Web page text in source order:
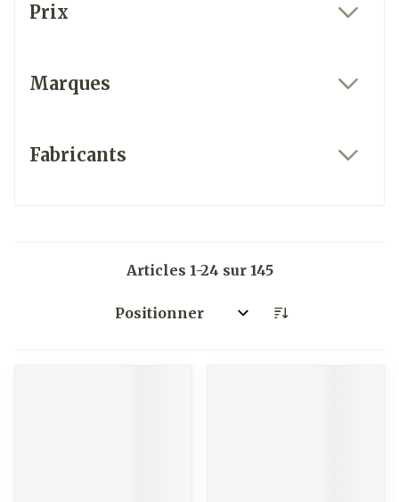
Prix
Marques
Fabricants
Articles 1-24 sur 145
Trier par: